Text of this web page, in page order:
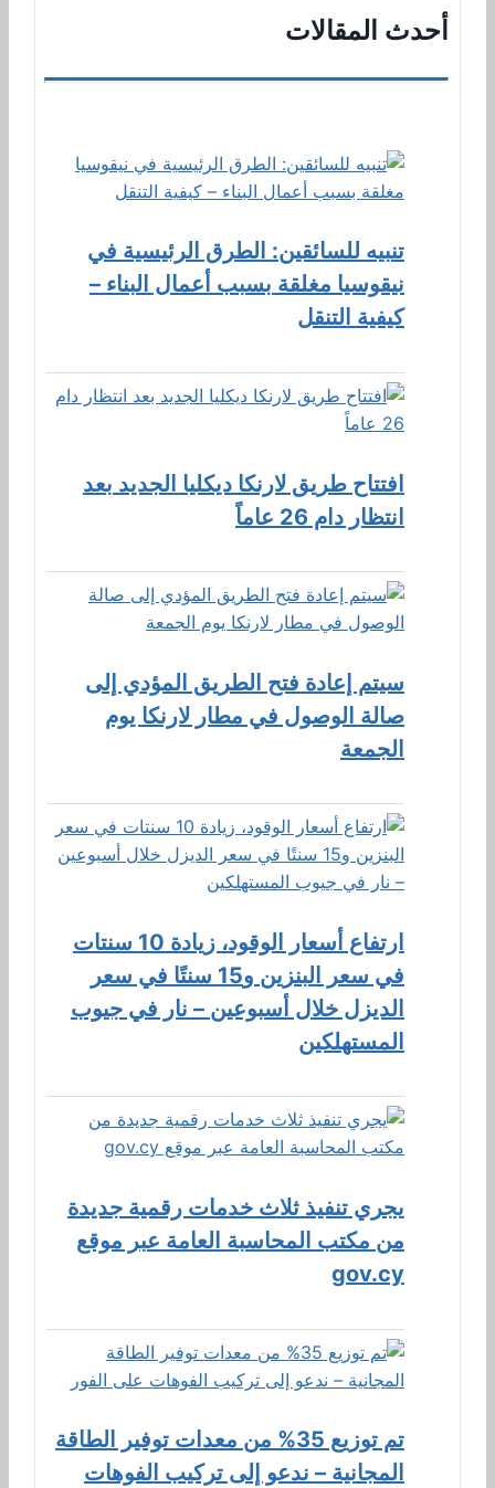
أحدث المقالات
تنبيه للسائقين: الطرق الرئيسية في
نيقوسيا مغلقة بسبب أعمال البناء –
كيفية التنقل
افتتاح طريق لارنكا ديكليا الجديد بعد
انتظار دام 26 عاماً
سيتم إعادة فتح الطريق المؤدي إلى
صالة الوصول في مطار لارنكا يوم
الجمعة
ارتفاع أسعار الوقود، زيادة 10 سنتات
في سعر البنزين و15 سنتًا في سعر
الديزل خلال أسبوعين – نار في جيوب
المستهلكين
يجري تنفيذ ثلاث خدمات رقمية جديدة
من مكتب المحاسبة العامة عبر موقع
gov.cy
تم توزيع 35% من معدات توفير الطاقة
المجانية – ندعو إلى تركيب الفوهات